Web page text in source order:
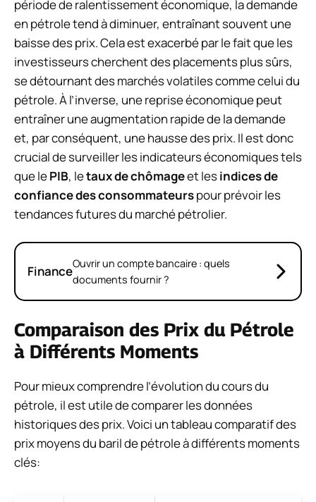
période de ralentissement économique, la demande
en pétrole tend à diminuer, entraînant souvent une
baisse des prix. Cela est exacerbé par le fait que les
investisseurs cherchent des placements plus sûrs,
se détournant des marchés volatiles comme celui du
pétrole. À l’inverse, une reprise économique peut
entraîner une augmentation rapide de la demande
et, par conséquent, une hausse des prix. Il est donc
crucial de surveiller les indicateurs économiques tels
que lePIB, letaux de chômageet lesindices de
confiance des consommateurspour prévoir les
tendances futures du marché pétrolier.
FinanceOuvrir un compte bancaire : quels
documents fournir ?
Comparaison des Prix du Pétrole
à Différents Moments
Pour mieux comprendre l’évolution du cours du
pétrole, il est utile de comparer les données
historiques des prix. Voici un tableau comparatif des
prix moyens du baril de pétrole à différents moments
clés: